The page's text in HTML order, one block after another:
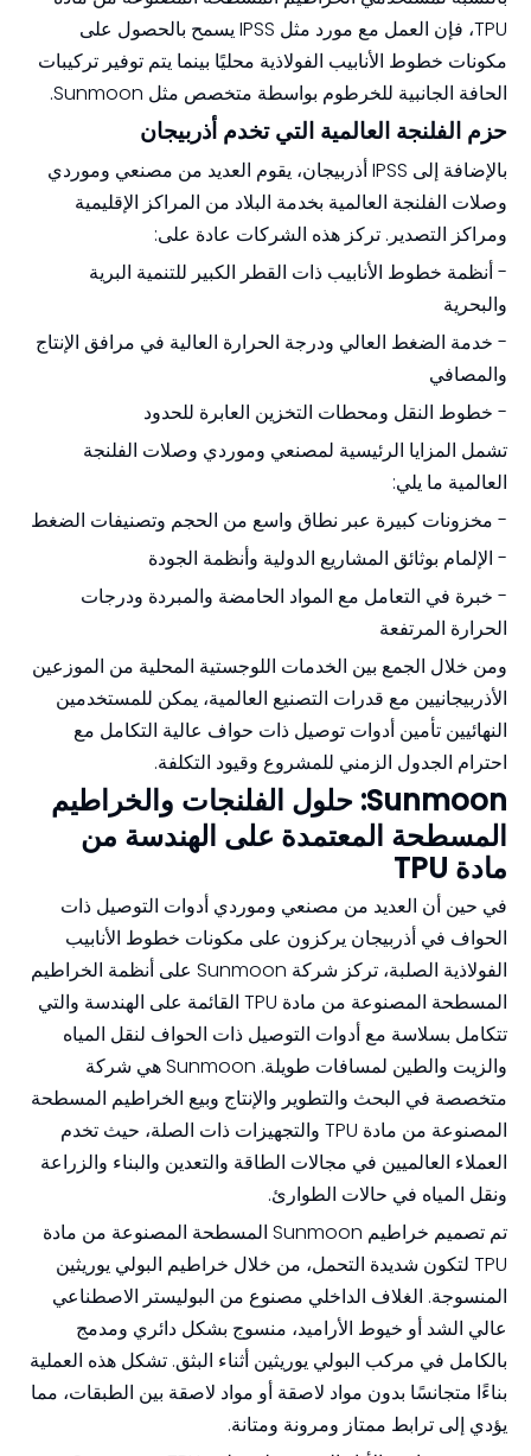
TPU، فإن العمل مع مورد مثل IPSS يسمح بالحصول على
مكونات خطوط الأنابيب الفولاذية محليًا بينما يتم توفير تركيبات
الحافة الجانبية للخرطوم بواسطة متخصص مثل Sunmoon.
حزم الفلنجة العالمية التي تخدم أذربيجان
بالإضافة إلى IPSS أذربيجان، يقوم العديد من مصنعي وموردي
وصلات الفلنجة العالمية بخدمة البلاد من المراكز الإقليمية
ومراكز التصدير. تركز هذه الشركات عادة على:
- أنظمة خطوط الأنابيب ذات القطر الكبير للتنمية البرية
والبحرية
- خدمة الضغط العالي ودرجة الحرارة العالية في مرافق الإنتاج
والمصافي
- خطوط النقل ومحطات التخزين العابرة للحدود
تشمل المزايا الرئيسية لمصنعي وموردي وصلات الفلنجة
العالمية ما يلي:
- مخزونات كبيرة عبر نطاق واسع من الحجم وتصنيفات الضغط
- الإلمام بوثائق المشاريع الدولية وأنظمة الجودة
- خبرة في التعامل مع المواد الحامضة والمبردة ودرجات
الحرارة المرتفعة
ومن خلال الجمع بين الخدمات اللوجستية المحلية من الموزعين
الأذربيجانيين مع قدرات التصنيع العالمية، يمكن للمستخدمين
النهائيين تأمين أدوات توصيل ذات حواف عالية التكامل مع
احترام الجدول الزمني للمشروع وقيود التكلفة.
Sunmoon: حلول الفلنجات والخراطيم
المسطحة المعتمدة على الهندسة من
مادة TPU
في حين أن العديد من مصنعي وموردي أدوات التوصيل ذات
الحواف في أذربيجان يركزون على مكونات خطوط الأنابيب
الفولاذية الصلبة، تركز شركة Sunmoon على أنظمة الخراطيم
المسطحة المصنوعة من مادة TPU القائمة على الهندسة والتي
تتكامل بسلاسة مع أدوات التوصيل ذات الحواف لنقل المياه
والزيت والطين لمسافات طويلة. Sunmoon هي شركة
متخصصة في البحث والتطوير والإنتاج وبيع الخراطيم المسطحة
المصنوعة من مادة TPU والتجهيزات ذات الصلة، حيث تخدم
العملاء العالميين في مجالات الطاقة والتعدين والبناء والزراعة
ونقل المياه في حالات الطوارئ.
تم تصميم خراطيم Sunmoon المسطحة المصنوعة من مادة
TPU لتكون شديدة التحمل، من خلال خراطيم البولي يوريثين
المنسوجة. الغلاف الداخلي مصنوع من البوليستر الاصطناعي
عالي الشد أو خيوط الأراميد، منسوج بشكل دائري ومدمج
بالكامل في مركب البولي يوريثين أثناء البثق. تشكل هذه العملية
بناءًا متجانسًا بدون مواد لاصقة أو مواد لاصقة بين الطبقات، مما
يؤدي إلى ترابط ممتاز ومرونة ومتانة.